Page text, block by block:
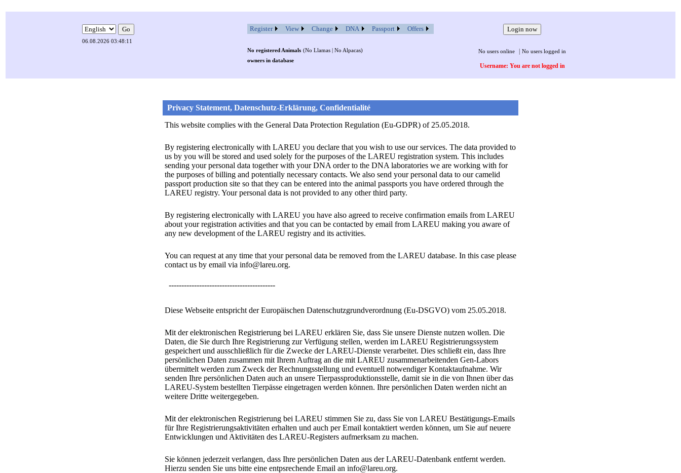
06.08.2026 03:48:11
Register View Change DNA Passport Offers
No registered Animals (No Llamas | No Alpacas)
owners in database
No users online No users logged in
Username: You are not logged in
Privacy Statement, Datenschutz-Erklärung, Confidentialité
This website complies with the General Data Protection Regulation (Eu-GDPR) of 25.05.2018.
By registering electronically with LAREU you declare that you wish to use our services. The data provided to
us by you will be stored and used solely for the purposes of the LAREU registration system. This includes
sending your personal data together with your DNA order to the DNA laboratories we are working with for
the purposes of billing and potentially necessary contacts. We also send your personal data to our camelid
passport production site so that they can be entered into the animal passports you have ordered through the
LAREU registry. Your personal data is not provided to any other third party.
By registering electronically with LAREU you have also agreed to receive confirmation emails from LAREU
about your registration activities and that you can be contacted by email from LAREU making you aware of
any new development of the LAREU registry and its activities.
You can request at any time that your personal data be removed from the LAREU database. In this case please
contact us by email via info@lareu.org.
------------------------------------------
Diese Webseite entspricht der Europäischen Datenschutzgrundverordnung (Eu-DSGVO) vom 25.05.2018.
Mit der elektronischen Registrierung bei LAREU erklären Sie, dass Sie unsere Dienste nutzen wollen. Die
Daten, die Sie durch Ihre Registrierung zur Verfügung stellen, werden im LAREU Registrierungssystem
gespeichert und ausschließlich für die Zwecke der LAREU-Dienste verarbeitet. Dies schließt ein, dass Ihre
persönlichen Daten zusammen mit Ihrem Auftrag an die mit LAREU zusammenarbeitenden Gen-Labors
übermittelt werden zum Zweck der Rechnungsstellung und eventuell notwendiger Kontaktaufnahme. Wir
senden Ihre persönlichen Daten auch an unsere Tierpassproduktionsstelle, damit sie in die von Ihnen über das
LAREU-System bestellten Tierpässe eingetragen werden können. Ihre persönlichen Daten werden nicht an
weitere Dritte weitergegeben.
Mit der elektronischen Registrierung bei LAREU stimmen Sie zu, dass Sie von LAREU Bestätigungs-Emails
für Ihre Registrierungsaktivitäten erhalten und auch per Email kontaktiert werden können, um Sie auf neuere
Entwicklungen und Aktivitäten des LAREU-Registers aufmerksam zu machen.
Sie können jederzeit verlangen, dass Ihre persönlichen Daten aus der LAREU-Datenbank entfernt werden.
Hierzu senden Sie uns bitte eine entpsrechende Email an info@lareu.org.